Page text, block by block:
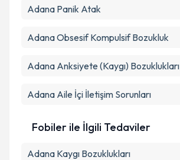
Adana Panik Atak
Adana Obsesif Kompulsif Bozukluk
Adana Anksiyete (Kaygı) Bozuklukları
Adana Aile İçi İletişim Sorunları
Fobiler ile İlgili Tedaviler
Adana Kaygı Bozuklukları